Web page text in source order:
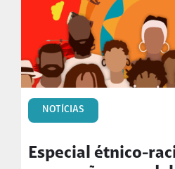
NOTÍCIAS
Especial étnico-